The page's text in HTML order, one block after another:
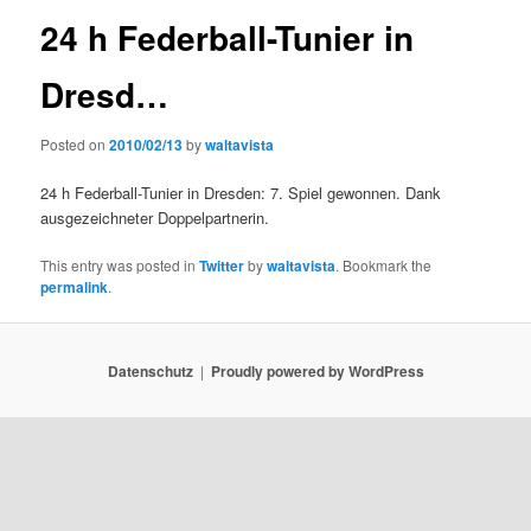
24 h Federball-Tunier in
Dresd…
Posted on2010/02/13bywaltavista
24 h Federball-Tunier in Dresden: 7. Spiel gewonnen. Dank
ausgezeichneter Doppelpartnerin.
This entry was posted inTwitterbywaltavista. Bookmark the
permalink.
Datenschutz Proudly powered by WordPress